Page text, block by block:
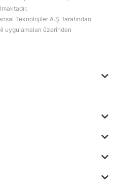
Teknolojiler A.Ş. tarafından
uygulamaları üzerinden